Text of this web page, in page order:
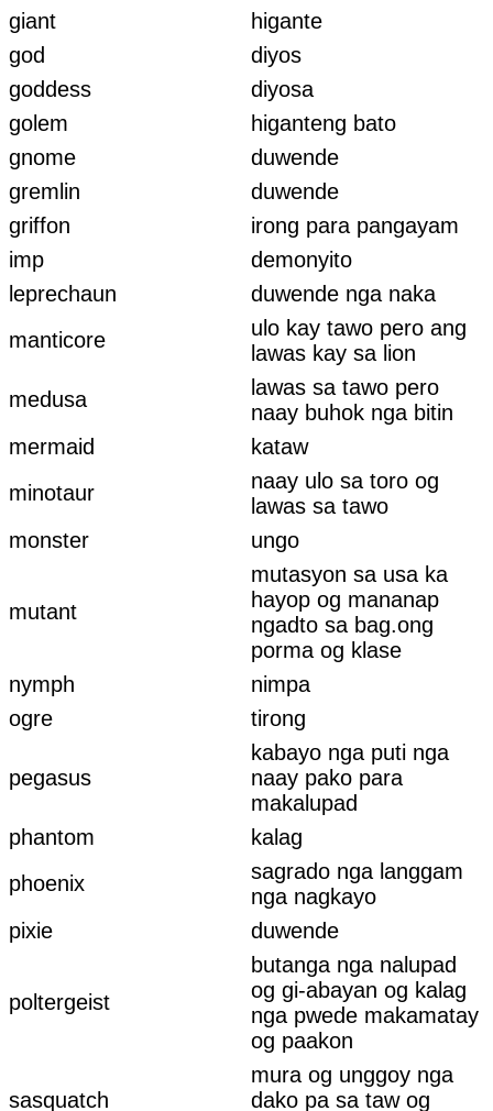
giant
higante
god
diyos
goddess
diyosa
golem
higanteng bato
gnome
duwende
gremlin
duwende
griffon
irong para pangayam
imp
demonyito
leprechaun
duwende nga naka
manticore
ulo kay tawo pero ang
lawas kay sa lion
medusa
lawas sa tawo pero
naay buhok nga bitin
mermaid
kataw
minotaur
naay ulo sa toro og
lawas sa tawo
monster
ungo
mutant
mutasyon sa usa ka
hayop og mananap
ngadto sa bag.ong
porma og klase
nymph
nimpa
ogre
tirong
pegasus
kabayo nga puti nga
naay pako para
makalupad
phantom
kalag
phoenix
sagrado nga langgam
nga nagkayo
pixie
duwende
poltergeist
butanga nga nalupad
og gi-abayan og kalag
nga pwede makamatay
og paakon
sasquatch
mura og unggoy nga
dako pa sa taw og